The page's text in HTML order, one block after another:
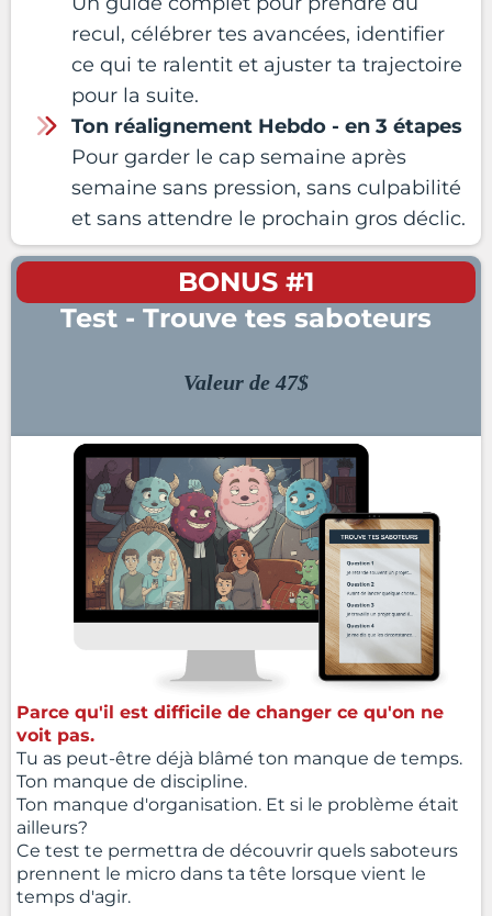
recul, célébrer tes avancées, identifier
ce qui te ralentit et ajuster ta trajectoire
pour la suite.
Ton réalignement Hebdo - en 3 étapes
Pour garder le cap semaine après
semaine sans pression, sans culpabilité
et sans attendre le prochain gros déclic.
BONUS #1
Test - Trouve tes saboteurs
Valeur de 47$
Parce qu'il est difficile de changer ce qu'on ne
voit pas.
Tu as peut-être déjà blâmé ton manque de temps.
Ton manque de discipline.
Ton manque d'organisation. Et si le problème était
ailleurs?
Ce test te permettra de découvrir quels saboteurs
prennent le micro dans ta tête lorsque vient le
temps d'agir.